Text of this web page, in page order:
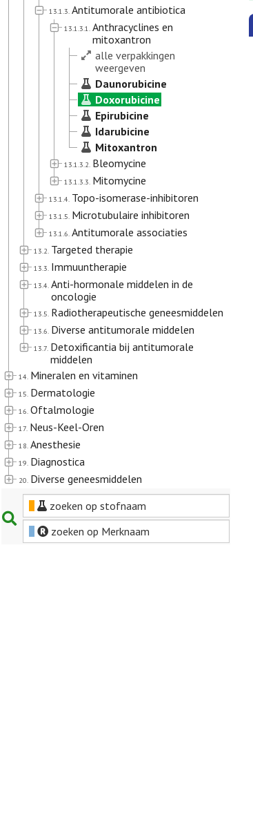
13.1.3. Antitumorale antibiotica
13.1.3.1. Anthracyclines en
mitoxantron
alle verpakkingen
weergeven
Daunorubicine
Doxorubicine
Epirubicine
Idarubicine
Mitoxantron
13.1.3.2. Bleomycine
13.1.3.3. Mitomycine
13.1.4. Topo-isomerase-inhibitoren
13.1.5. Microtubulaire inhibitoren
13.1.6. Antitumorale associaties
13.2. Targeted therapie
13.3. Immuuntherapie
13.4. Anti-hormonale middelen in de
oncologie
13.5. Radiotherapeutische geneesmiddelen
13.6. Diverse antitumorale middelen
13.7. Detoxificantia bij antitumorale
middelen
14. Mineralen en vitaminen
15. Dermatologie
16. Oftalmologie
17. Neus-Keel-Oren
18. Anesthesie
19. Diagnostica
20. Diverse geneesmiddelen
zoeken op stofnaam
zoeken op Merknaam